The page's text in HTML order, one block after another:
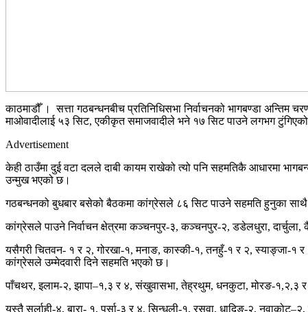
काठमाडौँ । सत्ता गठबन्धनबीच प्रतिनिधिसभा निर्वाचनको भागबण्डा
माओवादीलाई ५३ सिट, एकीकृत समाजवादीले भने १७ सिट पाउने लगभग
Advertisement
केही ठाउँमा दुई वटा दलले दाबी कायम राखेको त्यो पनि सहमतिकै आधारमा
उन्मुख भएको छ।
गठबन्धनको बुधबार बसेको बैठकमा कांग्रेसले ८६ सिट पाउने सहमति हुनुका साथै
कांग्रेसले पाउने निर्वाचन क्षेत्रमा कञ्चनपुर-३, कञ्चनपुर-२, डडेलधुरा,
यसैगरी चितवन- १ र २, गोरखा-१, मनाङ, कास्की-१, तनहुँ-१ र २, स्याङ्जा-१ र
कांग्रेसले उम्मेदवारी दिने सहमति भएको छ।
पाँचथर, इलाम-२, झापा–१,३ र ४, संखुवासभा, तेह्रथुम, धनकुटा, मोरङ-१,२,३
यस्तै सर्लाही-४, बारा- १, पर्सा-३ र ४, सिन्धुली-१, रसुवा, धादिङ-२,